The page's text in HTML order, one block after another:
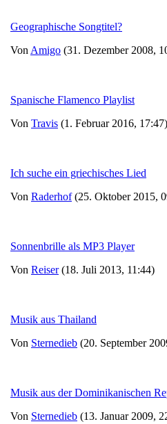
Geographische Songtitel?
Von Amigo (31. Dezember 2008,
Spanische Flamenco Playlist
Von Travis (1. Februar 2016, 17:47)
Ich suche ein griechisches Lied
Von Raderhof(25. Oktober 2015,
Sonnenbrille als MP3 Player
Von Reiser(18. Juli 2013, 11:44)
Musik aus Thailand
Von Sternedieb (20. September
Musik aus der Dominikanischen
Von Sternedieb (13. Januar 2009,